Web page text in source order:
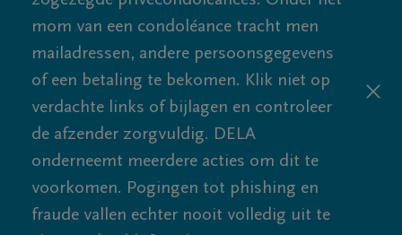
mom van een condoléance tracht men
mailadressen, andere persoonsgegevens
of een betaling te bekomen. Klik niet op
verdachte links of bijlagen en controleer
de afzender zorgvuldig. DELA
onderneemt meerdere acties om dit te
voorkomen. Pogingen tot phishing en
fraude vallen echter nooit volledig uit te